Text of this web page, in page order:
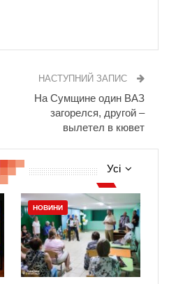
НАСТУПНИЙ ЗАПИС
На Сумщине один ВАЗ
загорелся, другой –
вылетел в кювет
Усі
НОВИНИ